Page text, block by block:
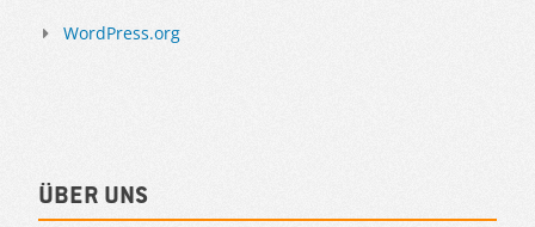
WordPress.org
Über uns